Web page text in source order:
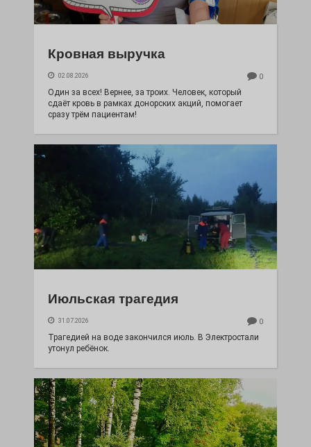
Кровная выручка
02.08.2026 0
Один за всех! Вернее, за троих. Человек, который
сдаёт кровь в рамках донорских акций, помогает
сразу трём пациентам!
Июльская трагедия
31.07.2026 0
Трагедией на воде закончился июль. В Электростали
утонул ребёнок.